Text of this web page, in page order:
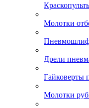
Молотки
Дрели
Гайковерты
Молотки